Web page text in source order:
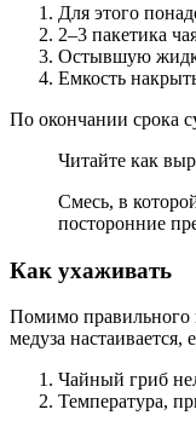
Для этого
2–3 пакетика
Остывшую
Емкость
По окончании срока
Читайте как
Смесь, в
посторонние
Как ухаживать
Помимо правильного
медуза
Чайный гриб
Температура,